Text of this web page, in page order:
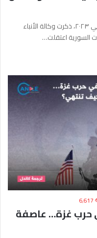
مركز ميمري ترجمة كاندل في ٢ تشرين الثاني ٢٠٢٣، ذكرت وكالة الأنباء
السورية اعتقلت…
6٬617
حرب غزة… عاصفة